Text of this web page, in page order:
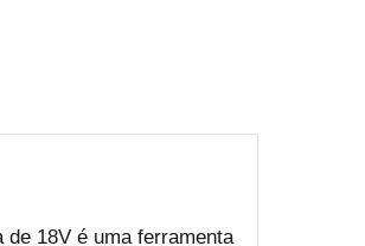
de 18V é uma ferramenta